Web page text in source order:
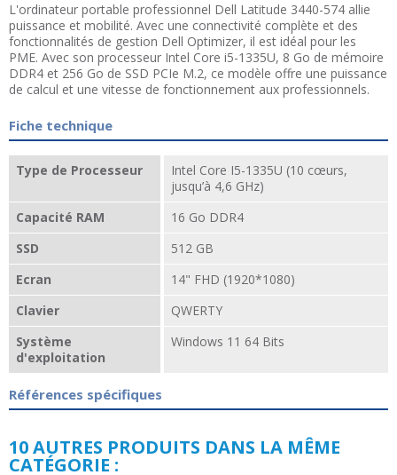
L'ordinateur portable professionnel Dell Latitude 3440-574 allie
puissance et mobilité. Avec une connectivité complète et des
fonctionnalités de gestion Dell Optimizer, il est idéal pour les
PME. Avec son processeur Intel Core i5-1335U, 8 Go de mémoire
DDR4 et 256 Go de SSD PCIe M.2, ce modèle offre une puissance
de calcul et une vitesse de fonctionnement aux professionnels.
Fiche technique
Type de Processeur
Intel Core I5-1335U (10 cœurs,
jusqu’à 4,6 GHz)
Capacité RAM
16 Go DDR4
SSD
512 GB
Ecran
14" FHD (1920*1080)
Clavier
QWERTY
Système
d'exploitation
Windows 11 64 Bits
Références spécifiques
10 AUTRES PRODUITS DANS LA MÊME
CATÉGORIE :